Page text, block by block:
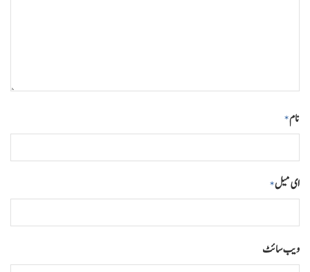
نام*
ای میل*
ویب‌ سائٹ